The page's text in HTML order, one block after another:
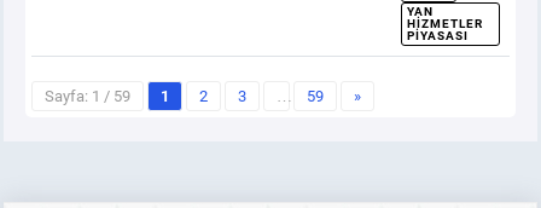
YAN
HIZMETLER
PIYASASI
Sayfa: 1 / 59 1 2 3 … 59 »